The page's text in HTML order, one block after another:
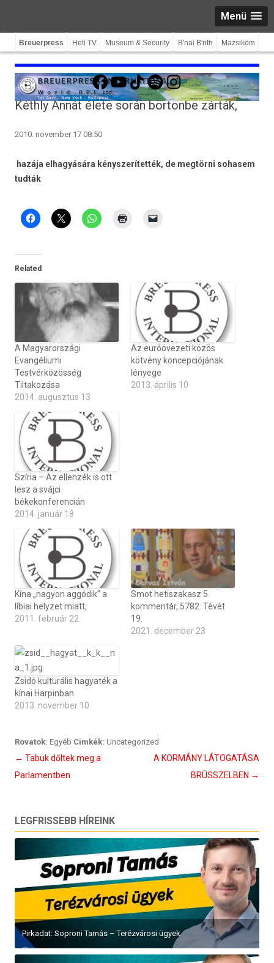
Menü
Breuerpress Heti TV Museum & Security B'nai B'rith Mazsiköm
Facebook
YouTube
TikTokSpotifyInstagram
Kéthly Annát élete során börtönbe zárták,
2010. november 17 08:50
hazája elhagyására kényszerítették, de megtörni sohasem
tudták
Related
A Magyarországi
Evangéliumi
Testvérközösség
Tiltakozása
2014. augusztus 13
Az euróövezeti közös
kötvény koncepciójának
lényege
2013. április 10
Szíria – Az ellenzék is ott
lesz a svájci
békekonferencián
2014. január 18
Kína „nagyon aggódik” a
líbiai helyzet miatt,
2011. február 22
Smot hetiszakasz 5.
kommentár, 5782. Tévét
19.
2021. december 23
Zsidó kulturális hagyaték a
kínai Harpinban
2013. november 10
Rovatok: Egyéb Cimkék: Uncategorized
Bejegyzés
navigáció
← Tabuk dőltek meg a
Parlamentben
A KORMÁNY LÁTOGATÁSA
BRÜSSZELBEN →
LEGFRISSEBB HÍREINK
Pirkadat: Soproni Tamás – Terézvárosi ügyek